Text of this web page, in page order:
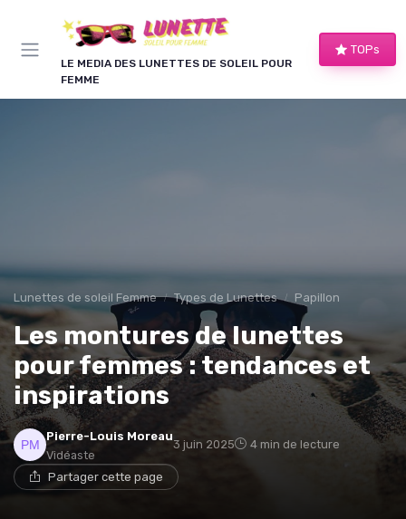
LE MEDIA DES LUNETTES DE SOLEIL POUR
FEMME
TOPs
Lunettes de soleil Femme Types de Lunettes Papillon
Les montures de lunettes
pour femmes : tendances et
inspirations
Pierre-Louis Moreau
Vidéaste
3 juin 2025 4 min de lecture
Partager cette page